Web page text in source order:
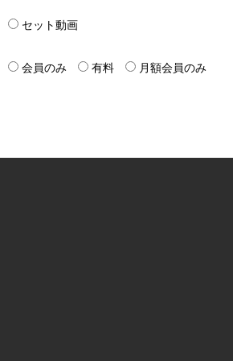
セット動画
会員のみ 有料 月額会員のみ